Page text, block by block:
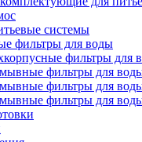
системы
фильтры для воды
фильтры для
фильтры для
фильтры для
фильтры для